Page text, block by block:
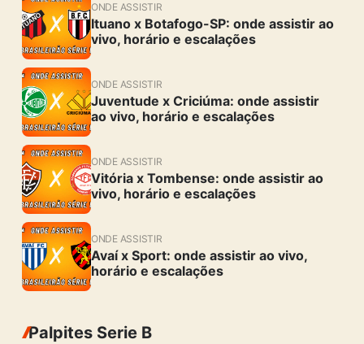
ONDE ASSISTIR
Ituano x Botafogo-SP: onde assistir ao
vivo, horário e escalações
ONDE ASSISTIR
Juventude x Criciúma: onde assistir
ao vivo, horário e escalações
ONDE ASSISTIR
Vitória x Tombense: onde assistir ao
vivo, horário e escalações
ONDE ASSISTIR
Avaí x Sport: onde assistir ao vivo,
horário e escalações
Palpites Serie B